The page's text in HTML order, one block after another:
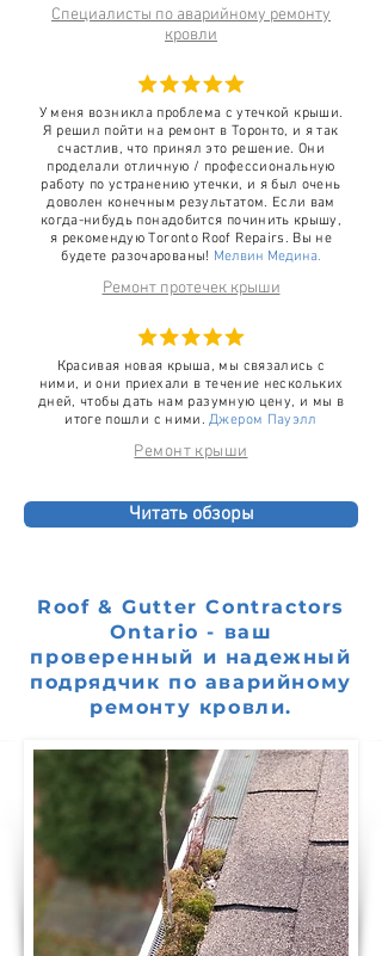
Специалисты по аварийному ремонту
кровли
У меня возникла проблема с утечкой крыши.
Я решил пойти на ремонт в Торонто, и я так
счастлив, что принял это решение. Они
проделали отличную / профессиональную
работу по устранению утечки, и я был очень
доволен конечным результатом. Если вам
когда-нибудь понадобится починить крышу,
я рекомендую Toronto Roof Repairs. Вы не
будете разочарованы! Мелвин Медина.
Ремонт протечек крыши
Красивая новая крыша, мы связались с
ними, и они приехали в течение нескольких
дней, чтобы дать нам разумную цену, и мы в
итоге пошли с ними. Джером Пауэлл
Ремонт крыши
Читать обзоры
Roof & Gutter Contractors
Ontario - ваш
проверенный и надежный
подрядчик по аварийному
ремонту кровли.